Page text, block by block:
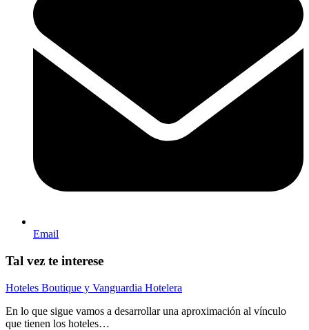
Email
Tal vez te interese
Hoteles Boutique y Vanguardia Hotelera
En lo que sigue vamos a desarrollar una aproximación al vínculo
que tienen los hoteles…